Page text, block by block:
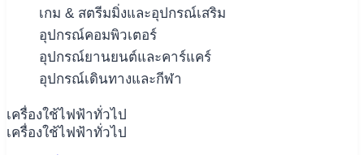
เกม & สตรีมมิ่งและอุปกรณ์เสริม
อุปกรณ์คอมพิวเตอร์
อุปกรณ์ยานยนต์และคาร์แคร์
อุปกรณ์เดินทางและกีฬา
เครื่องใช้ไฟฟ้าทั่วไป
เครื่องใช้ไฟฟ้าทั่วไป